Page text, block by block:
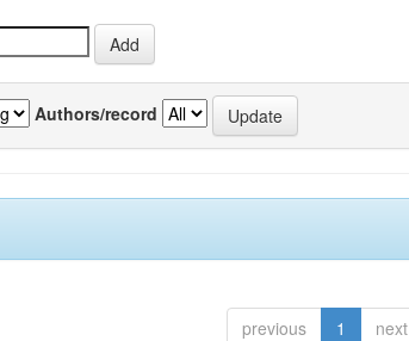
Authors/record
previous 1 next